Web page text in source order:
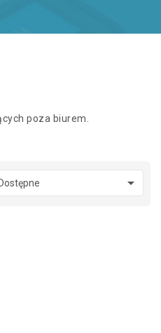
poza biurem.
Dostępne 